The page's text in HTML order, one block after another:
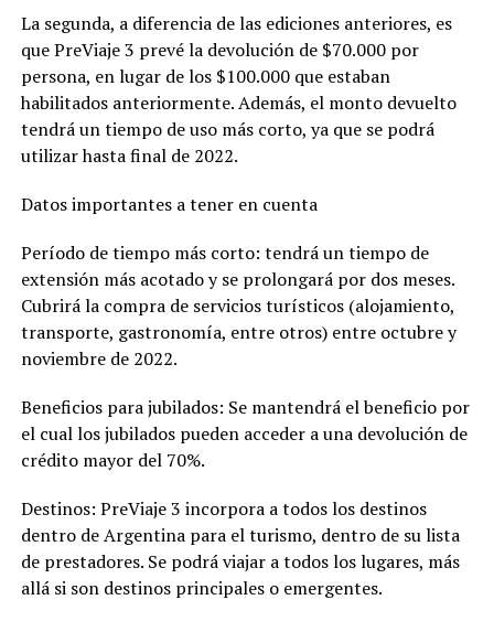
La segunda, a diferencia de las ediciones anteriores, es
que PreViaje 3 prevé la devolución de $70.000 por
persona, en lugar de los $100.000 que estaban
habilitados anteriormente. Además, el monto devuelto
tendrá un tiempo de uso más corto, ya que se podrá
utilizar hasta final de 2022.
Datos importantes a tener en cuenta
Período de tiempo más corto: tendrá un tiempo de
extensión más acotado y se prolongará por dos meses.
Cubrirá la compra de servicios turísticos (alojamiento,
transporte, gastronomía, entre otros) entre octubre y
noviembre de 2022.
Beneficios para jubilados: Se mantendrá el beneficio por
el cual los jubilados pueden acceder a una devolución de
crédito mayor del 70%.
Destinos: PreViaje 3 incorpora a todos los destinos
dentro de Argentina para el turismo, dentro de su lista
de prestadores. Se podrá viajar a todos los lugares, más
allá si son destinos principales o emergentes.